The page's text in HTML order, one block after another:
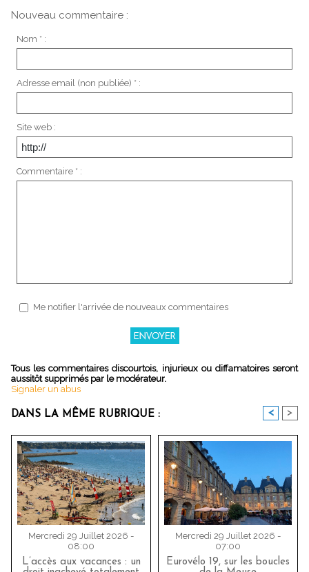
Nouveau commentaire :
Nom * :
Adresse email (non publiée) * :
Site web :
Commentaire * :
Me notifier l'arrivée de nouveaux commentaires
Tous les commentaires discourtois, injurieux ou diffamatoires seront
aussitôt supprimés par le modérateur.
Signaler un abus
DANS LA MÊME RUBRIQUE : < >
Mercredi 29 Juillet 2026 -
08:00
L’accès aux vacances : un
Mercredi 29 Juillet 2026 -
07:00
Eurovélo 19, sur les boucles